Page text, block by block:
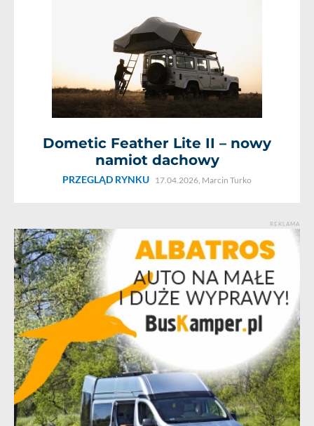
Dometic Feather Lite II – nowy
namiot dachowy
PRZEGLĄD RYNKU 17.04.2026, Marcin Turko
REKLAMA